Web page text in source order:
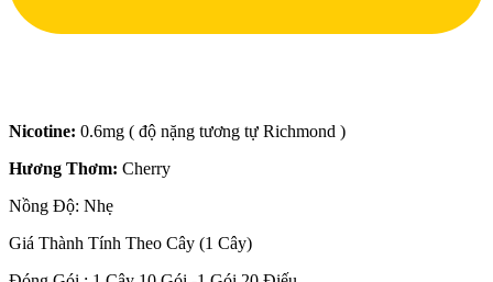
Nicotine: 0.6mg ( độ nặng tương tự Richmond )
Hương Thơm: Cherry
Nồng Độ: Nhẹ
Giá Thành Tính Theo Cây (1 Cây)